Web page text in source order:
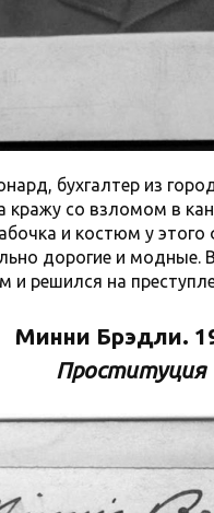
бухгалтер из
кражу со взломом в
и костюм у
дорогие и модные.
и решился на
Минни Брэдли.
Проституция